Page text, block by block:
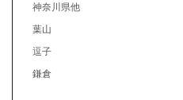
神奈川県他
葉山
逗子
鎌倉